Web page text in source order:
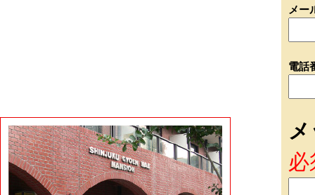
メー
電話
必